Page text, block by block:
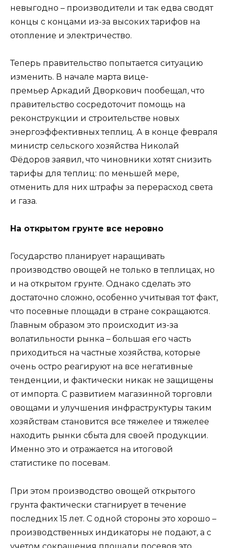
невыгодно – производители и так едва сводят
концы с концами из-за высоких тарифов на
отопление и электричество.
Теперь правительство попытается ситуацию
изменить. В начале марта вице-
премьер Аркадий Дворкович пообещал, что
правительство сосредоточит помощь на
реконструкции и строительстве новых
энергоэффективных теплиц. А в конце февраля
министр сельского хозяйства Николай
Фёдоров заявил, что чиновники хотят снизить
тарифы для теплиц: по меньшей мере,
отменить для них штрафы за перерасход света
и газа.
На открытом грунте все неровно
Государство планирует наращивать
производство овощей не только в теплицах, но
и на открытом грунте. Однако сделать это
достаточно сложно, особенно учитывая тот факт,
что посевные площади в стране сокращаются.
Главным образом это происходит из-за
волатильности рынка – большая его часть
приходиться на частные хозяйства, которые
очень остро реагируют на все негативные
тенденции, и фактически никак не защищены
от импорта. С развитием магазинной торговли
овощами и улучшения инфраструктуры таким
хозяйствам становится все тяжелее и тяжелее
находить рынки сбыта для своей продукции.
Именно это и отражается на итоговой
статистике по посевам.
При этом производство овощей открытого
грунта фактически стагнирует в течение
последних 15 лет. С одной стороны это хорошо –
производственных индикаторы не подают, а с
учетом сокращения площади посевов это